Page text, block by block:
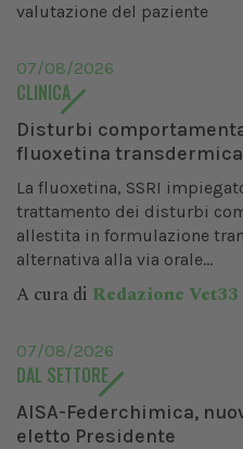
valutazione del paziente
07/08/2026
CLINICA
Disturbi
fluoxetina transdermica
La fluoxetina, SSRI
trattamento dei disturbi
allestita in formulazione
alternativa alla via orale...
A cura di Redazione Vet33
07/08/2026
DAL SETTORE
AISA-Federchimica,
eletto Presidente